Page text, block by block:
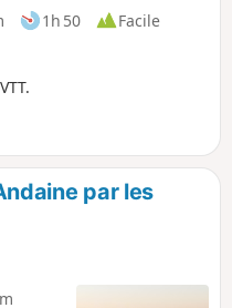
1h 50
Facile
par les